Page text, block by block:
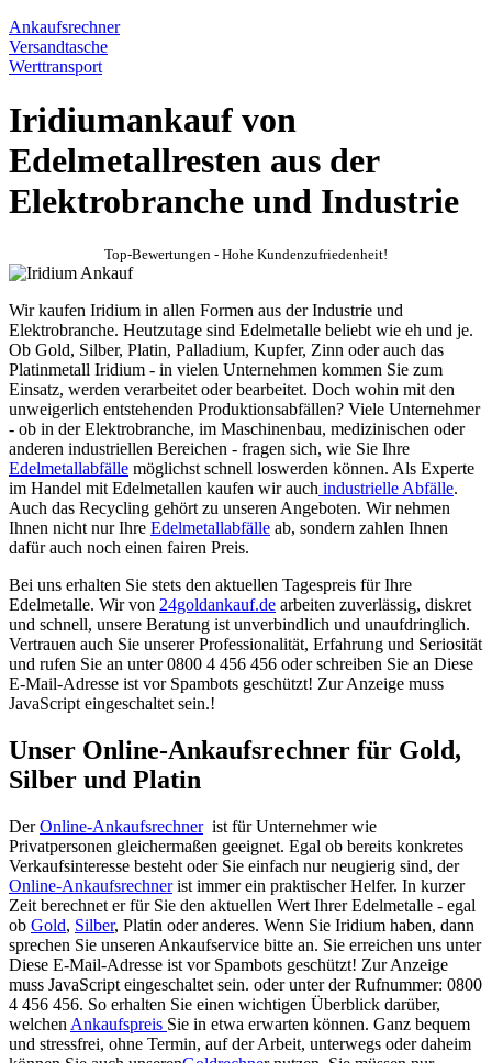
Ankaufsrechner
Versandtasche
Werttransport
Iridiumankauf von
Edelmetallresten aus der
Elektrobranche und Industrie
Top-Bewertungen - Hohe Kundenzufriedenheit!
Wir kaufen Iridium in allen Formen aus der Industrie und
Elektrobranche. Heutzutage sind Edelmetalle beliebt wie eh und je.
Ob Gold, Silber, Platin, Palladium, Kupfer, Zinn oder auch das
Platinmetall Iridium - in vielen Unternehmen kommen Sie zum
Einsatz, werden verarbeitet oder bearbeitet. Doch wohin mit den
unweigerlich entstehenden Produktionsabfällen? Viele Unternehmer
- ob in der Elektrobranche, im Maschinenbau, medizinischen oder
anderen industriellen Bereichen - fragen sich, wie Sie Ihre
Edelmetallabfälle möglichst schnell loswerden können. Als Experte
im Handel mit Edelmetallen kaufen wir auch industrielle Abfälle.
Auch das Recycling gehört zu unseren Angeboten. Wir nehmen
Ihnen nicht nur Ihre Edelmetallabfälle ab, sondern zahlen Ihnen
dafür auch noch einen fairen Preis.
Bei uns erhalten Sie stets den aktuellen Tagespreis für Ihre
Edelmetalle. Wir von 24goldankauf.de arbeiten zuverlässig, diskret
und schnell, unsere Beratung ist unverbindlich und unaufdringlich.
Vertrauen auch Sie unserer Professionalität, Erfahrung und Seriosität
und rufen Sie an unter 0800 4 456 456 oder schreiben Sie an Diese
E-Mail-Adresse ist vor Spambots geschützt! Zur Anzeige muss
JavaScript eingeschaltet sein.!
Unser Online-Ankaufsrechner für Gold,
Silber und Platin
DerOnline-Ankaufsrechnerist für Unternehmer wie
Privatpersonen gleichermaßen geeignet. Egal ob bereits konkretes
Verkaufsinteresse besteht oder Sie einfach nur neugierig sind, der
Online-Ankaufsrechnerist immer ein praktischer Helfer. In kurzer
Zeit berechnet er für Sie den aktuellen Wert Ihrer Edelmetalle - egal
ob Gold, Silber, Platin oder anderes. Wenn Sie Iridium haben, dann
sprechen Sie unseren Ankaufservice bitte an. Sie erreichen uns unter
Diese E-Mail-Adresse ist vor Spambots geschützt! Zur Anzeige
muss JavaScript eingeschaltet sein. oder unter der Rufnummer: 0800
4 456 456. So erhalten Sie einen wichtigen Überblick darüber,
welchen Ankaufspreis Sie in etwa erwarten können. Ganz bequem
und stressfrei, ohne Termin, auf der Arbeit, unterwegs oder daheim